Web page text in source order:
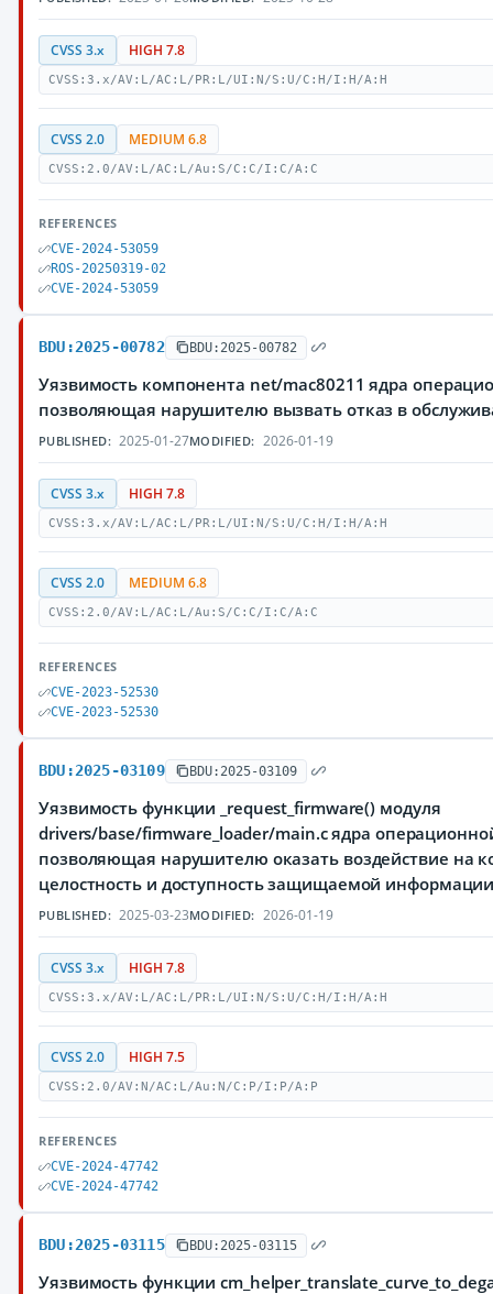
CVSS 3.x HIGH 7.8
CVSS:3.x/AV:L/AC:L/PR:L/UI:N/S:U/C:H/I:H/A:H
CVSS 2.0 MEDIUM 6.8
CVSS:2.0/AV:L/AC:L/Au:S/C:C/I:C/A:C
REFERENCES
CVE-2024-53059
ROS-20250319-02
CVE-2024-53059
BDU:2025-00782 BDU:2025-00782
Уязвимость компонента net/mac80211 ядра
позволяющая нарушителю вызвать отказ в
PUBLISHED: 2025-01-27MODIFIED: 2026-01-19
CVSS 3.x HIGH 7.8
CVSS:3.x/AV:L/AC:L/PR:L/UI:N/S:U/C:H/I:H/A:H
CVSS 2.0 MEDIUM 6.8
CVSS:2.0/AV:L/AC:L/Au:S/C:C/I:C/A:C
REFERENCES
CVE-2023-52530
CVE-2023-52530
BDU:2025-03109 BDU:2025-03109
Уязвимость функции _request_firmware() модуля
drivers/base/firmware_loader/main.c ядра
позволяющая нарушителю оказать воздействие на
целостность и доступность защищаемой
PUBLISHED: 2025-03-23MODIFIED: 2026-01-19
CVSS 3.x HIGH 7.8
CVSS:3.x/AV:L/AC:L/PR:L/UI:N/S:U/C:H/I:H/A:H
CVSS 2.0 HIGH 7.5
CVSS:2.0/AV:N/AC:L/Au:N/C:P/I:P/A:P
REFERENCES
CVE-2024-47742
CVE-2024-47742
BDU:2025-03115 BDU:2025-03115
Уязвимость функции